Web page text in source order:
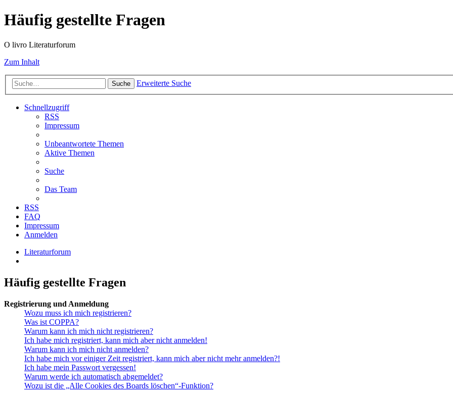
Häufig gestellte Fragen
O livro Literaturforum
Zum Inhalt
Suche Erweiterte Suche
Schnellzugriff
RSS
Impressum
Unbeantwortete Themen
Aktive Themen
Suche
Das Team
RSS
FAQ
Impressum
Anmelden
Literaturforum
Häufig gestellte Fragen
Registrierung und Anmeldung
Wozu muss ich mich registrieren?
Was ist COPPA?
Warum kann ich mich nicht registrieren?
Ich habe mich registriert, kann mich aber nicht anmelden!
Warum kann ich mich nicht anmelden?
Ich habe mich vor einiger Zeit registriert, kann mich aber nicht mehr anmelden?!
Ich habe mein Passwort vergessen!
Warum werde ich automatisch abgemeldet?
Wozu ist die „Alle Cookies des Boards löschen“-Funktion?